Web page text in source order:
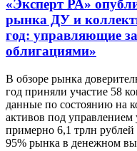
«Эксперт РА»
рынка ДУ и
год: управляющие
облигациями»
В обзоре рынка
год приняли участие 58
данные по состоянию на
активов под управлением
примерно 6,1 трлн рублей
95% рынка в денежном